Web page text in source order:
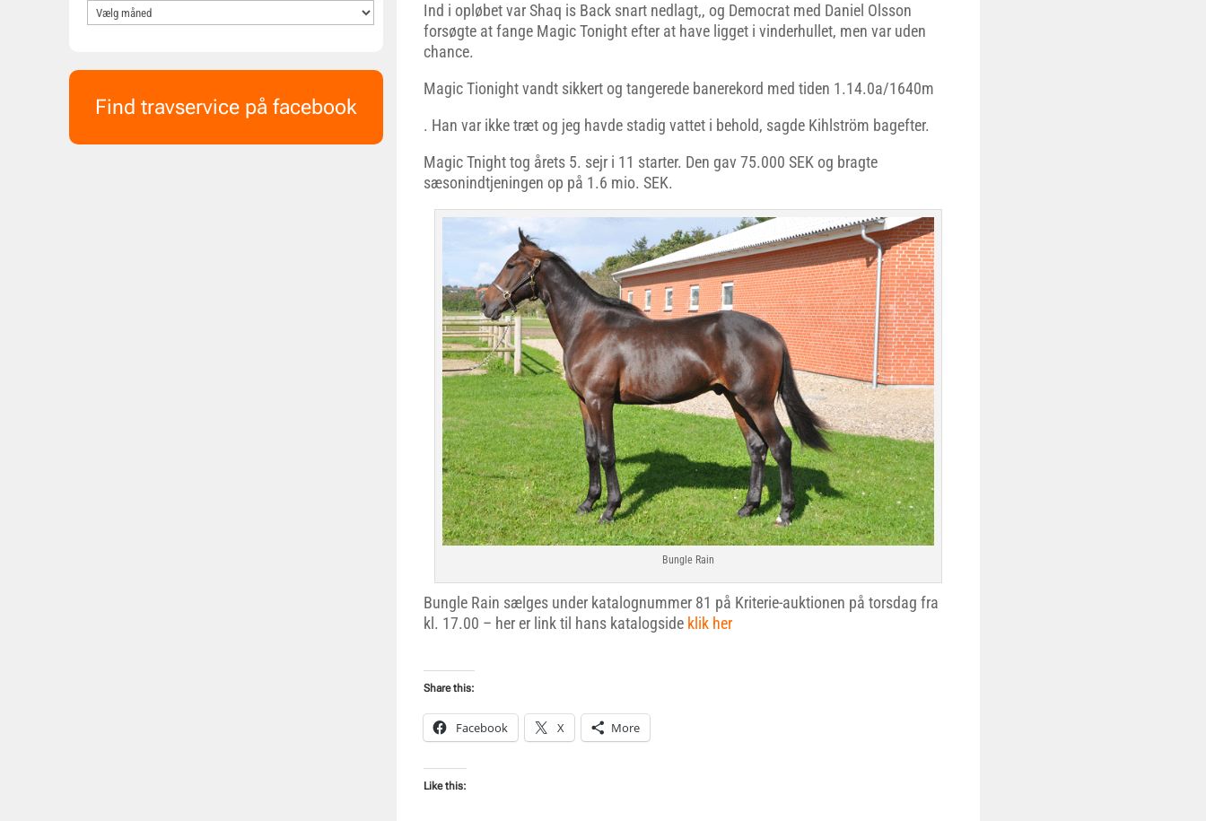
Find travservice på facebook
Ind i opløbet var Shaq is Back snart nedlagt,, og Democrat med Daniel Olsson
forsøgte at fange Magic Tonight efter at have ligget i vinderhullet, men var uden
chance.
Magic Tionight vandt sikkert og tangerede banerekord med tiden 1.14.0a/1640m
. Han var ikke træt og jeg havde stadig vattet i behold, sagde Kihlström bagefter.
Magic Tnight tog årets 5. sejr i 11 starter. Den gav 75.000 SEK og bragte
sæsonindtjeningen op på 1.6 mio. SEK.
Bungle Rain
Bungle Rain sælges under katalognummer 81 på Kriterie-auktionen på torsdag fra
kl. 17.00 – her er link til hans katalogside klik her
Share this:
Facebook X More
Like this: